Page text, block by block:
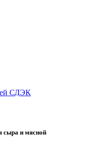
СДЭК
сыра и мясной